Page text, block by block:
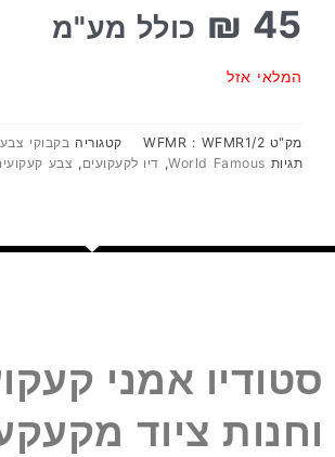
₪ 45 כולל מע"מ
המלאי אזל
מק"ט WFMR : WFMR1/2 קטגוריה בקבוקי
תגיות World Famous
, דיו לקעקועים , צבע
סטודיו אמני
וחנות ציוד